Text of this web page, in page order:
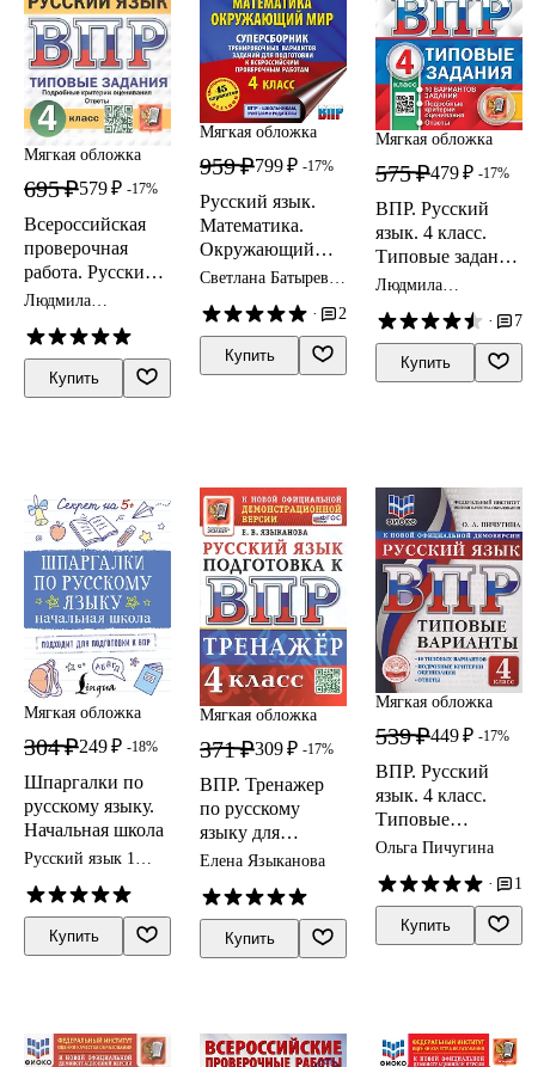
Мягкая обложка
695 ₽579 ₽ -17%
Всероссийская
проверочная
работа. Русский
язык. 4 класс.
15 вариантов
заданий.
Подробные
Людмила
Андрей Кузнецов
Купить
Мягкая обложка
959 ₽799 ₽ -17%
Русский язык.
Математика.
Окружающий
мир:
тренировочных
вариантов
заданий для
Светлана Батырева,
Татьяна Хиленко· 2
Купить
Мягкая обложка
575 ₽479 ₽ -17%
ВПР. Русский
язык. 4 класс.
Типовые задания.
10 вариантов
Подробные
критерии
оценивания.
Людмила
·
7
Купить
Мягкая обложка
304 ₽249 ₽ -18%
Шпаргалки по
русскому языку.
Начальная школа
Русский язык 1
Купить
Мягкая обложка
371 ₽309 ₽ -17%
ВПР. Тренажер
по русскому
языку для
подготовки к
Елена Языканова
Купить
Мягкая обложка
539 ₽449 ₽ -17%
ВПР. Русский
язык. 4 класс.
Типовые
варианты. 10
вариантов.
Подробные
критерии
Ольга Пичугина
·
1
Купить